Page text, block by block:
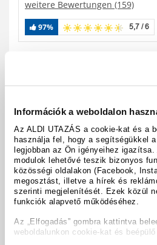
Információk a weboldalon
Az ALDI UTAZÁS a cookie-kat és a
használja fel, hogy a segítségükkel
legjobban az Ön igényeihez
modulok lehetővé teszik bizonyos
közösségi oldalakon (Facebook,
megosztást, illetve a hírek és
szerinti megjelenítését. Ezek közül
funkciók alapvető működéséhez.
Az „Elfogadás” gombra kattintva
weboldalunkon cookie-kat és
weitere Bewertungen (159)
97% 5,7 / 6
Hoteldetails
Termine & Preise
Copyright GIATA 2004 - 2026.
www.giata.com for client no. 122148